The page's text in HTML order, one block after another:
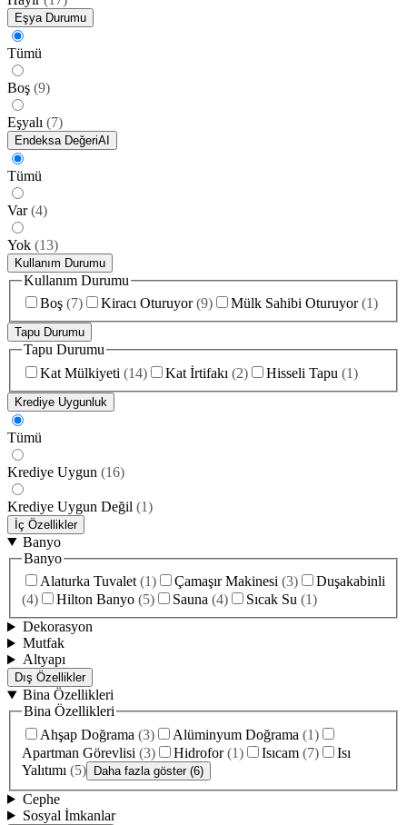
Eşya Durumu
Tümü
Boş (9)
Eşyalı (7)
Endeksa DeğeriAI
Tümü
Var (4)
Yok (13)
Kullanım Durumu
Kullanım Durumu
Boş (7) Kiracı Oturuyor (9) Mülk Sahibi Oturuyor (1)
Tapu Durumu
Tapu Durumu
Kat Mülkiyeti (14) Kat İrtifakı (2) Hisseli Tapu (1)
Krediye Uygunluk
Tümü
Krediye Uygun (16)
Krediye Uygun Değil (1)
İç Özellikler
Banyo
Banyo
Alaturka Tuvalet (1) Çamaşır Makinesi (3)
Duşakabinli
(4) Hilton Banyo (5) Sauna (4) Sıcak Su (1)
Dekorasyon
Mutfak
Altyapı
Dış Özellikler
Bina Özellikleri
Bina Özellikleri
Ahşap Doğrama (3) Alüminyum Doğrama (1)
Apartman Görevlisi (3) Hidrofor (1) Isıcam (7)
Isı
Yalıtımı (5) Daha fazla göster (6)
Cephe
Sosyal İmkanlar